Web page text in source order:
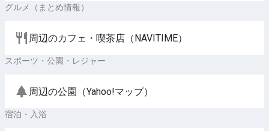
グルメ（まとめ情報）
周辺のカフェ・喫茶店（NAVITIME）
スポーツ・公園・レジャー
周辺の公園（Yahoo!マップ）
宿泊・入浴